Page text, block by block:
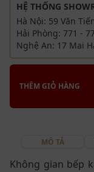
HỆ THỐNG
Hà Nội: 59 Văn
Hải Phòng: 771 -
Nghệ An: 17 Mai
THÊM GIỎ HÀNG
MÔ TẢ
Không gian bếp